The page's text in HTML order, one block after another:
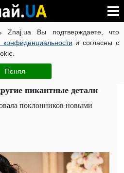
Znaj.ua Вы подтверждаете, что
конфиденциальности и согласны с
Понял
УКРАИНЫ КОРОНАВИРУС В
ЧИТАТИ УКРАЇНСЬКОЮ
в экзотическом
пикантные детали
поклонников новыми